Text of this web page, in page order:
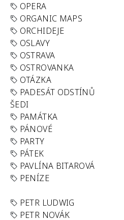
OPERA
ORGANIC MAPS
ORCHIDEJE
OSLAVY
OSTRAVA
OSTROVANKA
OTÁZKA
PADESÁT ODSTÍNŮ
ŠEDI
PAMÁTKA
PÁNOVÉ
PARTY
PÁTEK
PAVLÍNA BITAROVÁ
PENÍZE
PETR LUDWIG
PETR NOVÁK